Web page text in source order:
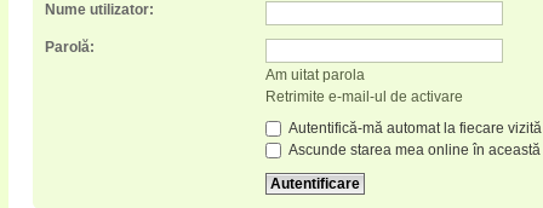
Nume utilizator:
Parolă:
Am uitat parola
Retrimite e-mail-ul de activare
Autentifică-mă automat la fiecare vizită
Ascunde starea mea online în